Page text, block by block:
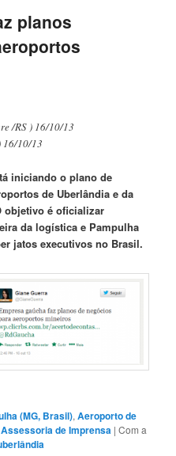
planos
/RS ) 16/10/13
16/10/13
iniciando o plano de
de Uberlândia e da
objetivo é oficializar
da logística e Pampulha
jatos executivos no Brasil.
(MG, Brasil),Aeroporto de
de Imprensa |Com a